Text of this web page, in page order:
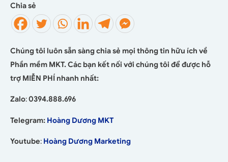
Chia sẻ
Chúng tôi luôn sẵn sàng chia sẻ mọi thông tin hữu ích về
Phần mềm MKT. Các bạn kết nối với chúng tôi để được hỗ
trợ MIỄN PHÍ nhanh nhất:
Zalo:0394.888.696
Telegram: Hoàng Dương MKT
Youtube: Hoàng Dương Marketing